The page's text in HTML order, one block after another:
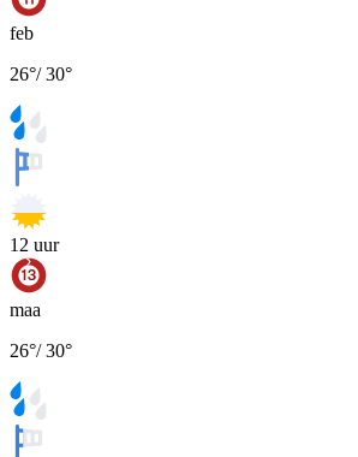
feb
26°/30°
12 uur
maa
26°/30°